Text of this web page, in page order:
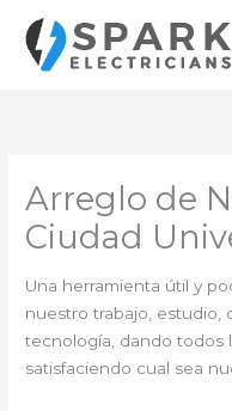
contenido
Arreglo de
Ciudad
Una herramienta útil y
nuestro trabajo, estudio,
tecnología, dando todos
satisfaciendo cual sea